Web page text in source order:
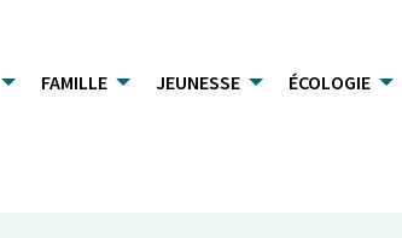
FAMILLE JEUNESSE ÉCOLOGIE